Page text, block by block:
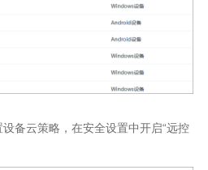
设备云策略，在安全设置中开启“远控